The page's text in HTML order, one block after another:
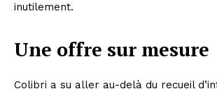
inutilement.
Une offre sur mesure
Colibri a su aller au-delà du recueil